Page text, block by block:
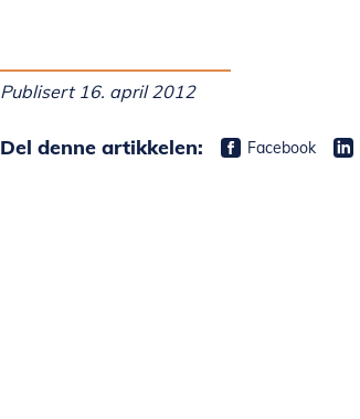
Publisert 16. april 2012
Del denne artikkelen: Facebook